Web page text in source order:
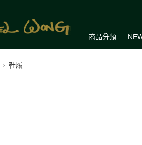
商品分類
鞋履